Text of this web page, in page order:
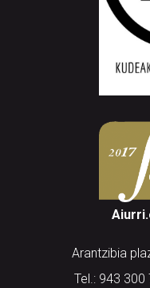
Arantzibia
Tel.: 943 300